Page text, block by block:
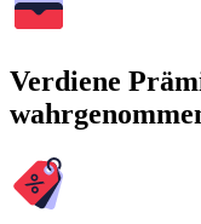
Verdiene